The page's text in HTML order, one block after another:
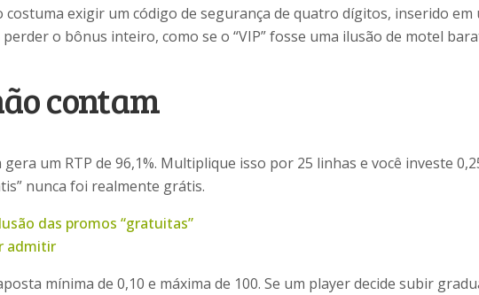
exigir um código de segurança de quatro dígitos, inserido
o bônus inteiro, como se o “VIP” fosse uma ilusão de motel
contam
um RTP de 96,1%. Multiplique isso por 25 linhas e você investe
nunca foi realmente grátis.
das promos “gratuitas”
admitir
mínima de 0,10 e máxima de 100. Se um player decide subir